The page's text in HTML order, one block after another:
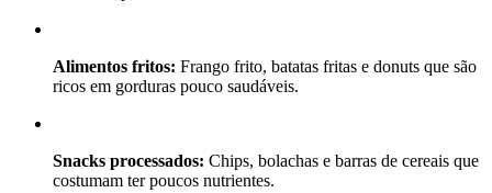
Alimentos fritos: Frango frito, batatas fritas e donuts que são
ricos em gorduras pouco saudáveis.
Snacks processados: Chips, bolachas e barras de cereais que
costumam ter poucos nutrientes.